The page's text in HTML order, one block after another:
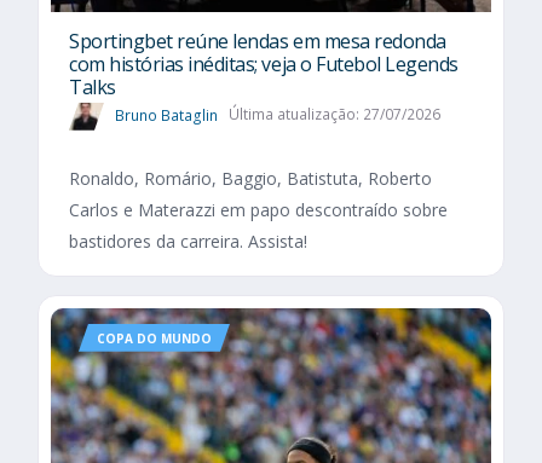
Sportingbet reúne lendas em mesa redonda
com histórias inéditas; veja o Futebol Legends
Talks
Bruno Bataglin Última atualização: 27/07/2026
Ronaldo, Romário, Baggio, Batistuta, Roberto
Carlos e Materazzi em papo descontraído sobre
bastidores da carreira. Assista!
COPA DO MUNDO